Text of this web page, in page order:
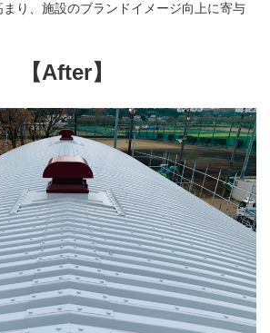
り、施設のブランドイメージ向上に寄与
【After】